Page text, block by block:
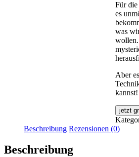
Für die
es
was
Aber
kannst!
jetzt
Beschreibung Rezensionen (0)
Beschreibung